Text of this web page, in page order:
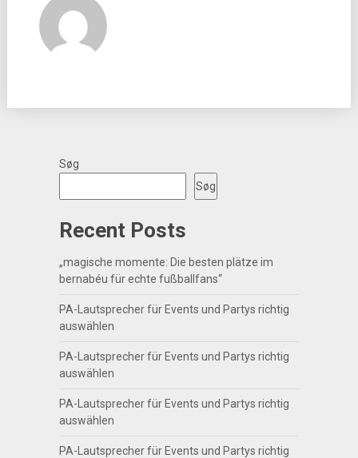
Søg
Søg
Recent Posts
„magische momente: Die besten plätze im
bernabéu für echte fußballfans“
PA-Lautsprecher für Events und Partys richtig
auswählen
PA-Lautsprecher für Events und Partys richtig
auswählen
PA-Lautsprecher für Events und Partys richtig
auswählen
PA-Lautsprecher für Events und Partys richtig